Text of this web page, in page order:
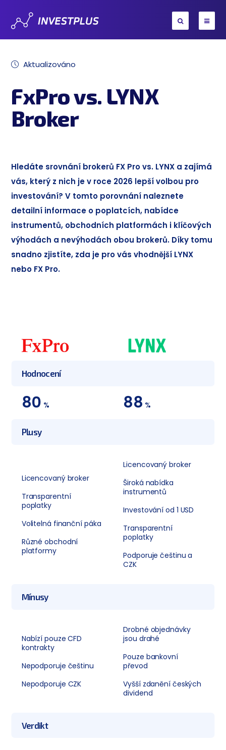
Aktualizováno
FxPro vs. LYNX
Broker
Hledáte srovnání brokerů FX Pro vs. LYNX a zajímá
vás, který z nich je v roce 2026 lepší volbou pro
investování? V tomto porovnání naleznete
detailní informace o poplatcích, nabídce
instrumentů, obchodních platformách i klíčových
výhodách a nevýhodách obou brokerů. Díky tomu
snadno zjistíte, zda je pro vás vhodnější LYNX
nebo FX Pro.
Hodnocení
80 % 88 %
Plusy
Licencovaný broker
Transparentní
poplatky
Volitelná finanční páka
Různé obchodní
platformy
Licencovaný broker
Široká nabídka
instrumentů
Investování od 1 USD
Transparentní
poplatky
Podporuje češtinu a
CZK
Mínusy
Nabízí pouze CFD
kontrakty
Nepodporuje češtinu
Nepodporuje CZK
Drobné objednávky
jsou drahé
Pouze bankovní
převod
Vyšší zdanění českých
dividend
Verdikt